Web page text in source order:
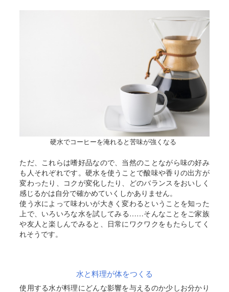
硬水でコーヒーを淹れると苦味が強くなる
ただ、これらは嗜好品なので、当然のことながら味の好み
も人それぞれです。硬水を使うことで酸味や香りの出方が
変わったり、コクが変化したり、どのバランスをおいしく
感じるかは自分で確かめていくしかありません。
使う水によって味わいが大きく変わるということを知った
上で、いろいろな水を試してみる……そんなことをご家族
や友人と楽しんでみると、日常にワクワクをもたらしてく
れそうです。
水と料理が体をつくる
使用する水が料理にどんな影響を与えるのか少しお分かり